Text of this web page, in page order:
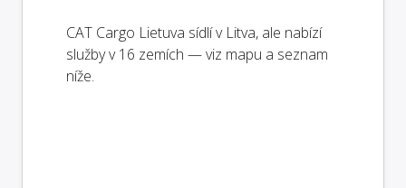
CAT Cargo Lietuva sídlí v Litva, ale nabízí
služby v 16 zemích — viz mapu a seznam
níže.